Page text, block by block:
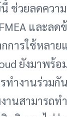
ช่วยลดควา
และล
กการใช้หลา
ยังมาพร้อ
ทำงานร่วมกั
านสามารถท